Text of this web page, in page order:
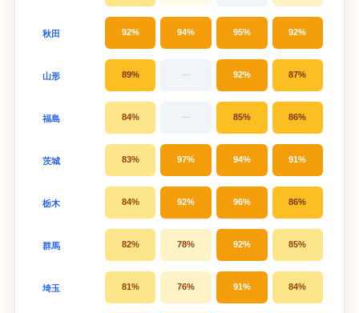
秋田 92% 94% 95% 92%
山形 89% — 92% 87%
福島 84% — 85% 86%
茨城 83% 97% 94% 91%
栃木 84% 92% 96% 86%
群馬 82% 78% 92% 85%
埼玉 81% 76% 91% 84%